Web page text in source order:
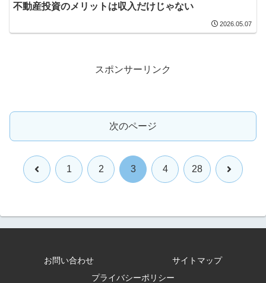
不動産投資のメリットは収入だけじゃない
2026.05.07
スポンサーリンク
次のページ
前 1 2 3 4 28 次
お問い合わせ
サイトマップ
プライバシーポリシー